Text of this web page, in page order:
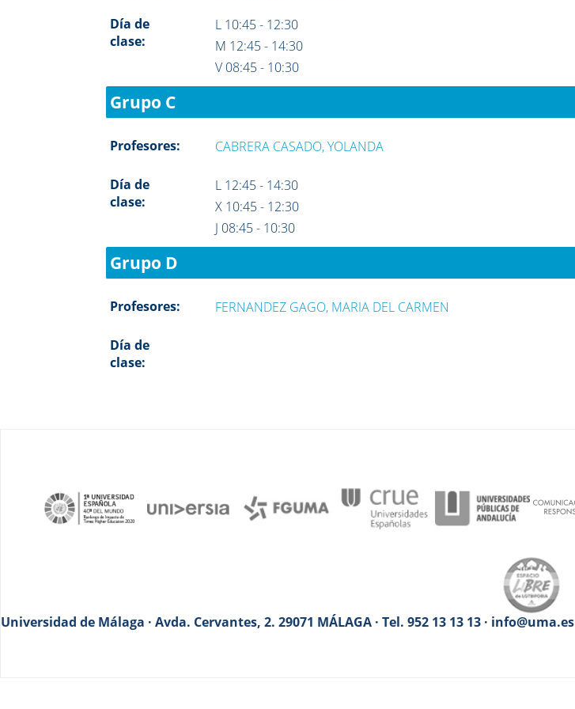
Día de
clase:
L 10:45 - 12:30
M 12:45 - 14:30
V 08:45 - 10:30
Grupo C
Profesores: CABRERA CASADO, YOLANDA
Día de
clase:
L 12:45 - 14:30
X 10:45 - 12:30
J 08:45 - 10:30
Grupo D
Profesores: FERNANDEZ GAGO, MARIA DEL CARMEN
Día de
clase:
Universidad de Málaga · Avda. Cervantes, 2. 29071 MÁLAGA · Tel. 952 13 13 13 · info@uma.es